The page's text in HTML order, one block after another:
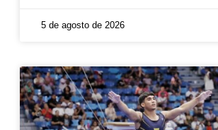
5 de agosto de 2026